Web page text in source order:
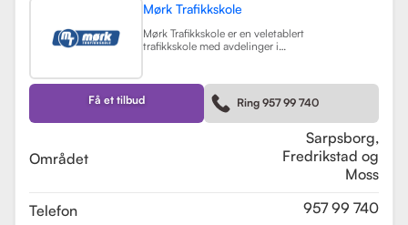
Mørk Trafikkskole
Mørk Trafikkskole er en veletablert
trafikkskole med avdelinger i
på undervisningen, og har fått
positive tilbakemeldinger fra elever,
med vurderinger som 5.0 i
Sarpsborg og 4.4 i Fredrikstad.
Få et tilbud Ring 957 99 740
Området
Sarpsborg,
Fredrikstad og
Moss
Telefon
957 99 740